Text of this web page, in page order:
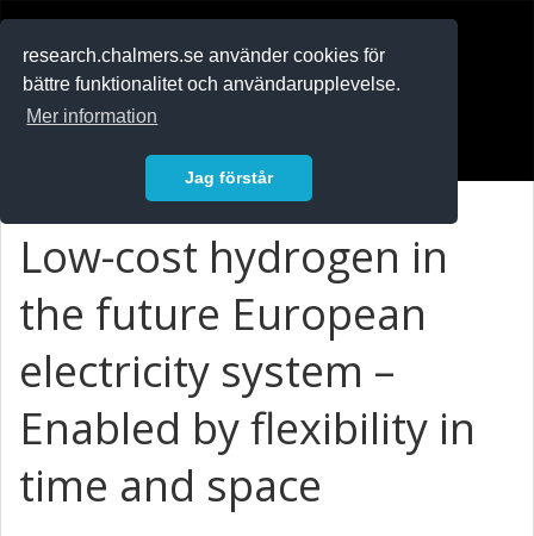
research.chalmers.se använder cookies för
bättre funktionalitet och användarupplevelse.
Mer information
Jag förstår
Low-cost hydrogen in
the future European
electricity system –
Enabled by flexibility in
time and space